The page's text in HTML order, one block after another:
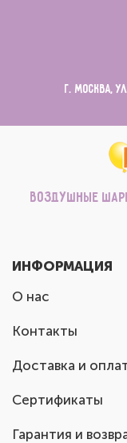
г. Москва,
Воздушные
ИНФОРМАЦИЯ
О нас
Контакты
Доставка и
Сертификаты
Гарантия и